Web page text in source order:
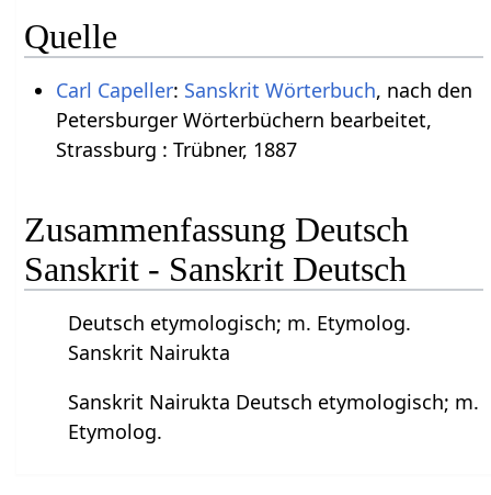
Quelle
Carl Capeller: Sanskrit Wörterbuch, nach den
Petersburger Wörterbüchern bearbeitet,
Strassburg : Trübner, 1887
Zusammenfassung Deutsch
Sanskrit - Sanskrit Deutsch
Deutsch etymologisch; m. Etymolog.
Sanskrit Nairukta
Sanskrit Nairukta Deutsch etymologisch; m.
Etymolog.